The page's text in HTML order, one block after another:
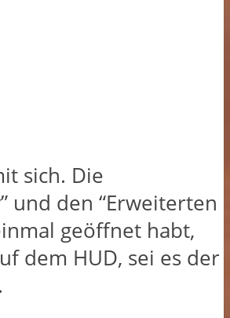
sich. Die
und den “Erweiterten
geöffnet habt,
dem HUD, sei es der